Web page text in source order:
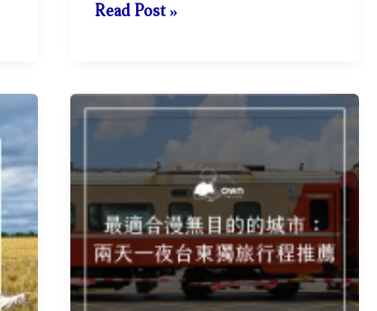
一
行
麼
始？
5
大
秘
Read Post »